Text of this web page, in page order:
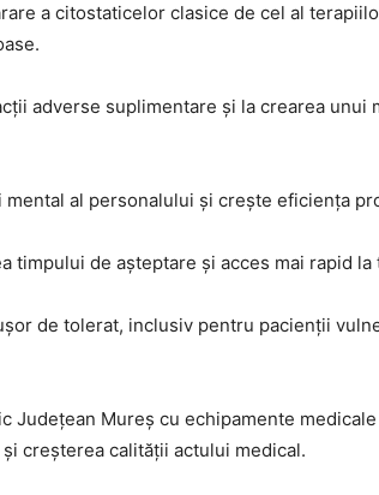
a citostaticelor clasice de cel al
adverse suplimentare și la crearea
al personalului și crește eficiența
de așteptare și acces mai rapid
de tolerat, inclusiv pentru pacienții
Mureș cu echipamente
creșterea calității actului medical.